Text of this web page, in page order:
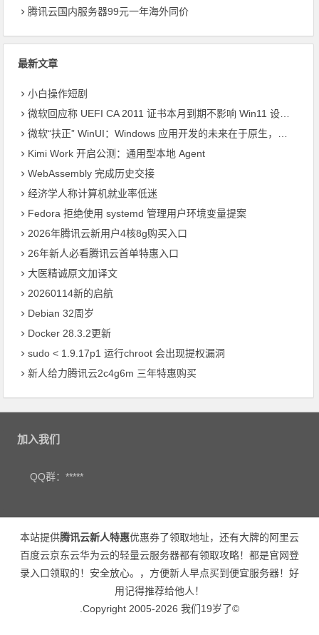
腾讯云国内服务器99元一年海外同价
最新文章
小白操作短剧
微软回应称 UEFI CA 2011 证书本月到期不影响 Win11 设备启动
微软“扶正” WinUI：Windows 应用开发的未来在于原生，而非 Web 封装
Kimi Work 开启公测：通用型本地 Agent
WebAssembly 完成历史交接
经济学人称计算机就业率低迷
Fedora 拒绝使用 systemd 管理用户环境变量提案
2026年腾讯云新用户4核8g购买入口
26年新人必看腾讯云首单特惠入口
大医精诚原文加译文
20260114新的启航
Debian 32周岁
Docker 28.3.2更新
sudo < 1.9.17p1 运行chroot 会出现提权漏洞
新人给力腾讯云2c4g6m 三年特惠购买
加入我们
QQ群：*****
本站提供腾讯云新人特惠优惠券了领取地址，还有大牌的阿里云
百度云京东云华为云的轻量云服务器都有领取攻略！都是官网登
录入口领取的！安全放心。，方便新人早点买到便宜服务器！好
用记得推荐给他人！
.Copyright 2005-2026 我们19岁了©